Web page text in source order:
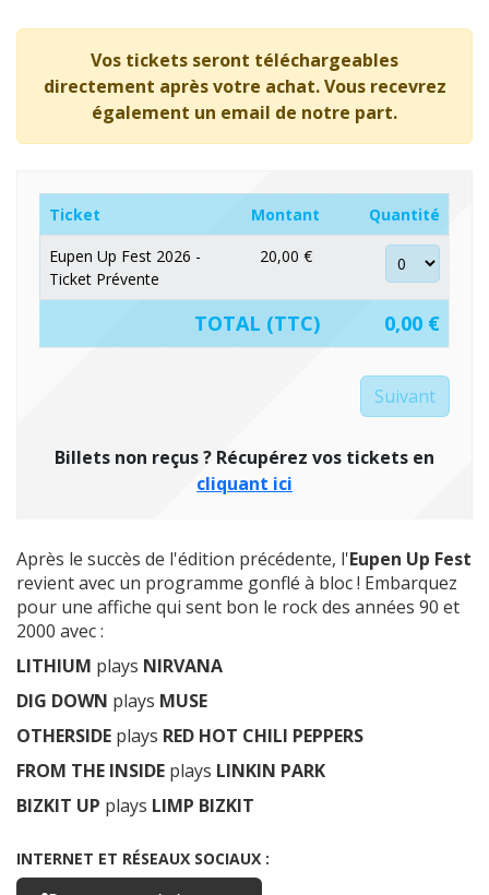
Après le succès de l'édition précédente, l'Eupen Up Fest
revient avec un programme gonflé à bloc ! Embarquez
pour une affiche qui sent bon le rock des années 90 et
2000 avec :
LITHIUM plays NIRVANA
DIG DOWN plays MUSE
OTHERSIDE plays RED HOT CHILI PEPPERS
FROM THE INSIDE plays LINKIN PARK
BIZKIT UP plays LIMP BIZKIT
INTERNET ET RÉSEAUX SOCIAUX :